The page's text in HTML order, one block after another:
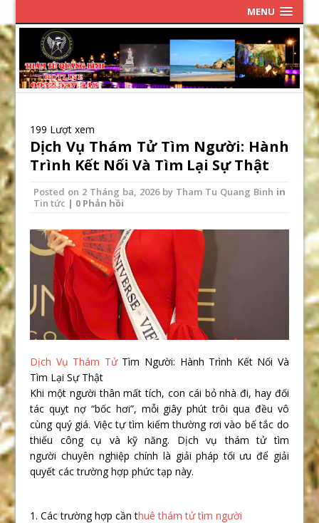
MENU
199 Lượt xem
Dịch Vụ Thám Tử Tìm Người: Hành
Trình Kết Nối Và Tìm Lại Sự Thật
Posted on 2 Tháng ba, 2026by Tham Tu Quang Binh in
Tin tức | 0 Phản hồi
Dịch Vụ Thám TửTìm Người: Hành Trình Kết Nối Và
Tìm Lại Sự Thật
Khi một người thân mất tích, con cái bỏ nhà đi, hay đối
tác quỵt nợ “bốc hơi”, mỗi giây phút trôi qua đều vô
cùng quý giá. Việc tự tìm kiếm thường rơi vào bế tắc do
thiếu công cụ và kỹ năng. Dịch vụ thám tử tìm
người chuyên nghiệp chính là giải pháp tối ưu để giải
quyết các trường hợp phức tạp này.
1. Các trường hợp cần thuê thám tử tìm người